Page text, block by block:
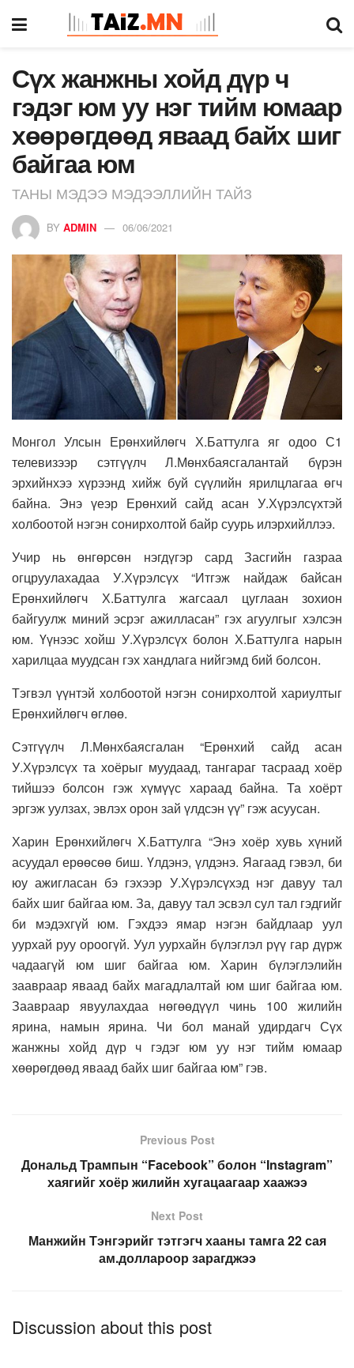
Сүх жанжны хойд дүр ч
гэдэг юм уу нэг тийм юмаар
хөөрөгдөөд яваад байх шиг
байгаа юм
ТАНЫ МЭДЭЭ МЭДЭЭЛЛИЙН ТАЙЗ
BY ADMIN 06/06/2021
Монгол Улсын Ерөнхийлөгч Х.Баттулга яг одоо С1
телевизээр сэтгүүлч Л.Мөнхбаясгалантай бүрэн
эрхийнхээ хүрээнд хийж буй сүүлийн ярилцлагаа өгч
байна. Энэ үеэр Ерөнхий сайд асан У.Хүрэлсүхтэй
холбоотой нэгэн сонирхолтой байр суурь илэрхийллээ.
Учир нь өнгөрсөн нэгдүгэр сард Засгийн газраа
огцруулахадаа У.Хүрэлсүх “Итгэж найдаж байсан
Ерөнхийлөгч Х.Баттулга жагсаал цуглаан зохион
байгуулж миний эсрэг ажилласан” гэх агуулгыг хэлсэн
юм. Үүнээс хойш У.Хүрэлсүх болон Х.Баттулга нарын
харилцаа муудсан гэх хандлага нийгэмд бий болсон.
Тэгвэл үүнтэй холбоотой нэгэн сонирхолтой хариултыг
Ерөнхийлөгч өглөө.
Сэтгүүлч Л.Мөнхбаясгалан “Ерөнхий сайд асан
У.Хүрэлсүх та хоёрыг муудаад, тангараг тасраад хоёр
тийшээ болсон гэж хүмүүс хараад байна. Та хоёрт
эргэж уулзах, эвлэх орон зай үлдсэн үү” гэж асуусан.
Харин Ерөнхийлөгч Х.Баттулга “Энэ хоёр хувь хүний
асуудал ерөөсөө биш. Үлдэнэ, үлдэнэ. Яагаад гэвэл, би
юу ажигласан бэ гэхээр У.Хүрэлсүхэд нэг давуу тал
байх шиг байгаа юм. За, давуу тал эсвэл сул тал гэдгийг
би мэдэхгүй юм. Гэхдээ ямар нэгэн байдлаар уул
уурхай руу ороогүй. Уул уурхайн бүлэглэл рүү гар дүрж
чадаагүй юм шиг байгаа юм. Харин бүлэглэлийн
заавраар яваад байх магадлалтай юм шиг байгаа юм.
Заавраар явуулахдаа нөгөөдүүл чинь 100 жилийн
ярина, намын ярина. Чи бол манай удирдагч Сүх
жанжны хойд дүр ч гэдэг юм уу нэг тийм юмаар
хөөрөгдөөд яваад байх шиг байгаа юм” гэв.
Previous Post
Дональд Трампын “Facebook” болон “Instagram”
хаягийг хоёр жилийн хугацаагаар хаажээ
Next Post
Манжийн Тэнгэрийг тэтгэгч хааны тамга 22 сая
ам.доллароор зарагджээ
Discussion about this post